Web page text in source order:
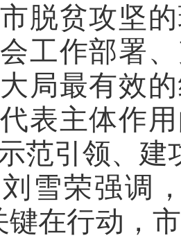
脱贫攻坚
工作部署
局最有效
表主体作
范引领、建
刘雪荣强调
键在行动，